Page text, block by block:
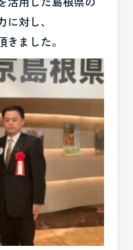
対し、
ました。